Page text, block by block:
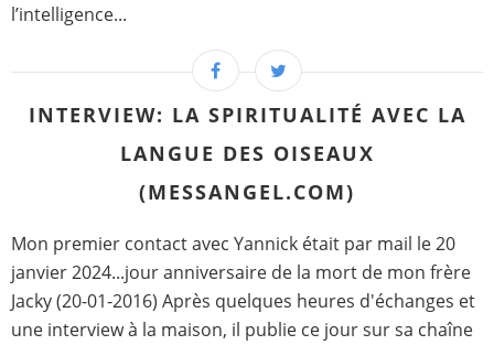
l’intelligence...
INTERVIEW: LA SPIRITUALITÉ AVEC LA
LANGUE DES OISEAUX
(MESSANGEL.COM)
Mon premier contact avec Yannick était par mail le 20
janvier 2024...jour anniversaire de la mort de mon frère
Jacky (20-01-2016) Après quelques heures d'échanges et
une interview à la maison, il publie ce jour sur sa chaîne